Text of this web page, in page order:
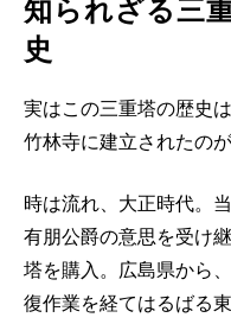
知られざる三
史
実はこの三重塔の歴史
竹林寺に建立されたの
時は流れ、大正時代。
有朋公爵の意思を受け
塔を購入。広島県から
復作業を経てはるばる